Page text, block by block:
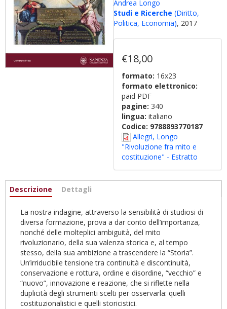
Andrea Longo
Studi e Ricerche (Diritto,
Politica, Economia), 2017
€18,00
formato: 16x23
formato elettronico:
paid PDF
pagine: 340
lingua: italiano
Codice: 9788893770187
Allegri, Longo
"Rivoluzione fra mito e
costituzione" - Estratto
Informazioni
Descrizione (scheda
Dettagli
La nostra indagine, attraverso la sensibilità di studiosi di
diversa formazione, prova a dar conto dell’importanza,
nonché delle molteplici ambiguità, del mito
rivoluzionario, della sua valenza storica e, al tempo
stesso, della sua ambizione a trascendere la “Storia”.
Un’irriducibile tensione tra continuità e discontinuità,
conservazione e rottura, ordine e disordine, “vecchio” e
“nuovo”, innovazione e reazione, che si riflette nella
duplicità degli strumenti scelti per osservarla: quelli
costituzionalistici e quelli storicistici.